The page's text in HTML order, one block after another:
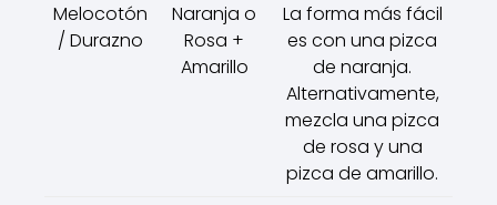
Melocotón
/ Durazno
Naranja o
Rosa +
Amarillo
La forma más fácil
es con una pizca
de naranja.
Alternativamente,
mezcla una pizca
de rosa y una
pizca de amarillo.